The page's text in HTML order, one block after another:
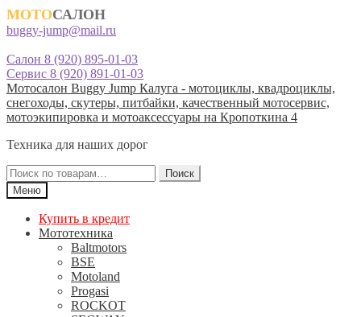
МОТОСАЛОН
buggy-jump@mail.ru
Салон 8 (920) 895-01-03
Сервис 8 (920) 891-01-03
Перейти
к
навигации
Перейти
к
содержимому
Мотосалон Buggy Jump Калуга - мотоциклы, квадроциклы,
снегоходы, скутеры, питбайки, качественный мотосервис,
мотоэкипировка и мотоаксессуары на Кропоткина 4
Техника для наших дорог
Искать:
Поиск
Меню
Купить в кредит
Мототехника
Baltmotors
BSE
Motoland
Progasi
ROCKOT